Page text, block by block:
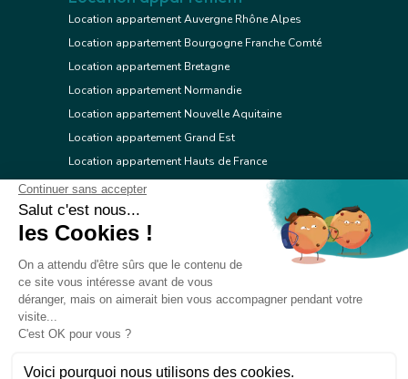
Location appartement Auvergne Rhône Alpes
Location appartement Bourgogne Franche Comté
Location appartement Bretagne
Location appartement Normandie
Location appartement Nouvelle Aquitaine
Location appartement Grand Est
Location appartement Hauts de France
Location appartement Ile de France
Location appartement Centre Val de Loire
Location appartement Occitanie
Location appartement Provence Alpes Côte d'Azur
Location appartement Corse